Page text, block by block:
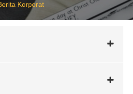
Korporat